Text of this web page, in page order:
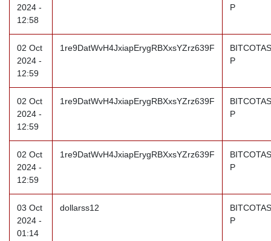
2024 -
12:58
P
02 Oct
2024 -
12:59
1re9DatWvH4JxiapErygRBXxsYZrz639F
P
02 Oct
2024 -
12:59
1re9DatWvH4JxiapErygRBXxsYZrz639F
P
02 Oct
2024 -
12:59
1re9DatWvH4JxiapErygRBXxsYZrz639F
P
03 Oct
2024 -
01:14
dollarss12
P